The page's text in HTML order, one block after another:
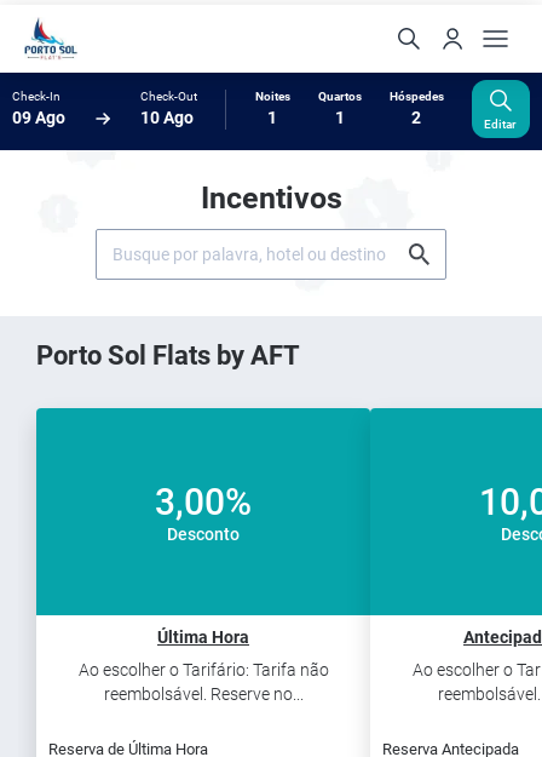
Check-In
09 Ago
Check-Out
10 Ago
Noites
1
Quartos
1
Hóspedes
2 Editar
Incentivos
Porto Sol Flats by AFT
3,00%
Desconto
Última Hora
Ao escolher o Tarifário: Tarifa não
reembolsável. Reserve no...
Reserva de Última Hora
Ao escolher o
Reserva Antecipada